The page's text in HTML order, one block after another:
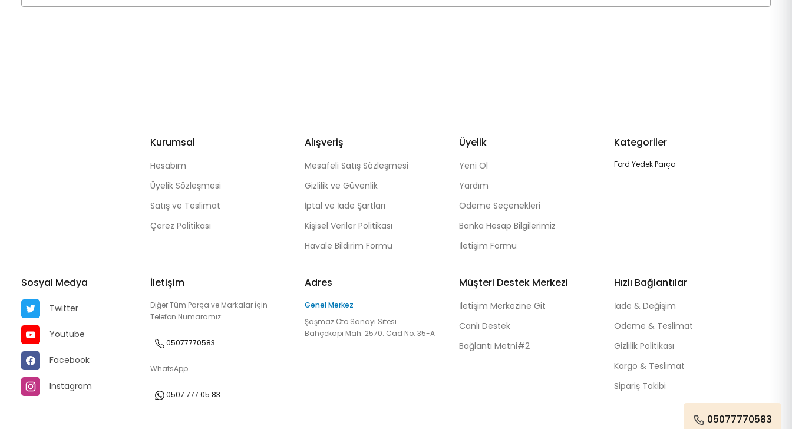
Kurumsal
Hesabım
Üyelik Sözleşmesi
Satış ve Teslimat
Çerez Politikası
Alışveriş
Mesafeli Satış Sözleşmesi
Gizlilik ve Güvenlik
İptal ve İade Şartları
Kişisel Veriler Politikası
Havale Bildirim Formu
Üyelik
Yeni Ol
Yardım
Ödeme Seçenekleri
Banka Hesap Bilgilerimiz
İletişim Formu
Kategoriler
Ford Yedek Parça
Sosyal Medya
Twitter
Youtube
Facebook
Instagram
İletişim
Diğer Tüm Parça ve Markalar İçin
Telefon Numaramız:
05077770583
WhatsApp
0507 777 05 83
Adres
Genel Merkez
Şaşmaz Oto Sanayi Sitesi
Bahçekapı Mah. 2570. Cad No: 35-A
Müşteri Destek Merkezi
İletişim Merkezine Git
Canlı Destek
Bağlantı Metni#2
Hızlı Bağlantılar
İade & Değişim
Ödeme & Teslimat
Gizlilik Politikası
Kargo & Teslimat
Sipariş Takibi
05077770583